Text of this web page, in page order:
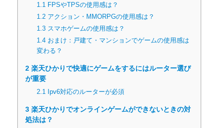
1.1 FPSやTPSの使用感は？
1.2アクション・MMORPGの使用感は？
1.3スマホゲームの使用感は？
1.4おまけ：戸建て・マンションでゲームの使用感は
変わる？
2 楽天ひかりで快適にゲームをするにはルーター選び
が重要
2.1 Ipv6対応のルーターが必須
3 楽天ひかりでオンラインゲームができないときの対
処法は？